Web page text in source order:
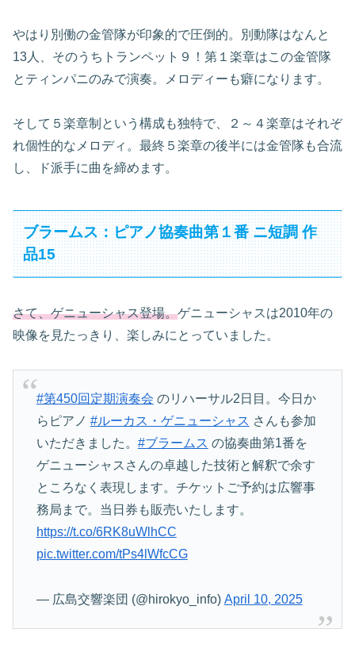
やはり別働の金管隊が印象的で圧倒的。別動隊はなんと
13人、そのうちトランペット９！第１楽章はこの金管隊
とティンパニのみで演奏。メロディーも癖になります。
そして５楽章制という構成も独特で、２～４楽章はそれぞ
れ個性的なメロディ。最終５楽章の後半には金管隊も合流
し、ド派手に曲を締めます。
ブラームス：ピアノ協奏曲第１番 ニ短調 作
品15
さて、ゲニューシャス登場。ゲニューシャスは2010年の
映像を見たっきり、楽しみにとっていました。
#第450回定期演奏会 のリハーサル2日目。今日か
らピアノ #ルーカス・ゲニューシャス さんも参加
いただきました。 #ブラームス の協奏曲第1番を
ゲニューシャスさんの卓越した技術と解釈で余す
ところなく表現します。チケットご予約は広響事
務局まで。当日券も販売いたします。
https://t.co/6RK8uWlhCC
pic.twitter.com/tPs4lWfcCG
— 広島交響楽団 (@hirokyo_info) April 10, 2025